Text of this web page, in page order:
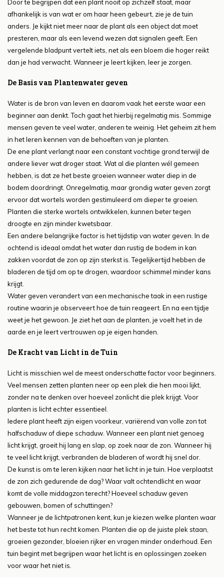
Door te begrijpen dat een plant nooit op zichzelf staat, maar
afhankelijk is van wat er om haar heen gebeurt, zie je de tuin
anders. Je kijkt niet meer naar de plant als een object dat moet
presteren, maar als een levend wezen dat signalen geeft. Een
vergelende bladpunt vertelt iets, net als een bloem die hoger reikt
dan je had verwacht. Wanneer je leert kijken, leer je zorgen.
De Basis van Plantenwater geven
Water is de bron van leven en daarom vaak het eerste waar een
beginner aan denkt. Toch gaat het hierbij regelmatig mis. Sommige
mensen geven te veel water, anderen te weinig. Het geheim zit hem
in het leren kennen van de behoeften van je planten.
De ene plant verlangt naar een constant vochtige grond terwijl de
andere liever wat droger staat. Wat al die planten wél gemeen
hebben, is dat ze het beste groeien wanneer water diep in de
bodem doordringt. Onregelmatig, maar grondig water geven zorgt
ervoor dat wortels worden gestimuleerd om dieper te groeien.
Planten die sterke wortels ontwikkelen, kunnen beter tegen
droogte en zijn minder kwetsbaar.
Een andere belangrijke factor is het tijdstip van water geven. In de
ochtend is ideaal omdat het water dan rustig de bodem in kan
zakken voordat de zon op zijn sterkst is. Tegelijkertijd hebben de
bladeren de tijd om op te drogen, waardoor schimmel minder kans
krijgt.
Water geven verandert van een mechanische taak in een rustige
routine waarin je observeert hoe de tuin reageert. En na een tijdje
weet je het gewoon. Je ziet het aan de planten, je voelt het in de
aarde en je leert vertrouwen op je eigen handen.
De Kracht van Licht in de Tuin
Licht is misschien wel de meest onderschatte factor voor beginners.
Veel mensen zetten planten neer op een plek die hen mooi lijkt,
zonder na te denken over hoeveel zonlicht die plek krijgt. Voor
planten is licht echter essentieel.
Iedere plant heeft zijn eigen voorkeur, variërend van volle zon tot
halfschaduw of diepe schaduw. Wanneer een plant niet genoeg
licht krijgt, groeit hij lang en slap, op zoek naar de zon. Wanneer hij
te veel licht krijgt, verbranden de bladeren of wordt hij snel dor.
De kunst is om te leren kijken naar het licht in je tuin. Hoe verplaatst
de zon zich gedurende de dag? Waar valt ochtendlicht en waar
komt de volle middagzon terecht? Hoeveel schaduw geven
gebouwen, bomen of schuttingen?
Wanneer je de lichtpatronen kent, kun je kiezen welke planten waar
het beste tot hun recht komen. Planten die op de juiste plek staan,
groeien gezonder, bloeien rijker en vragen minder onderhoud. Een
tuin begint met begrijpen waar het licht is en oplossingen zoeken
voor waar het niet is.